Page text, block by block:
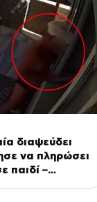
διαψεύδει
να πληρώσει
παιδί –